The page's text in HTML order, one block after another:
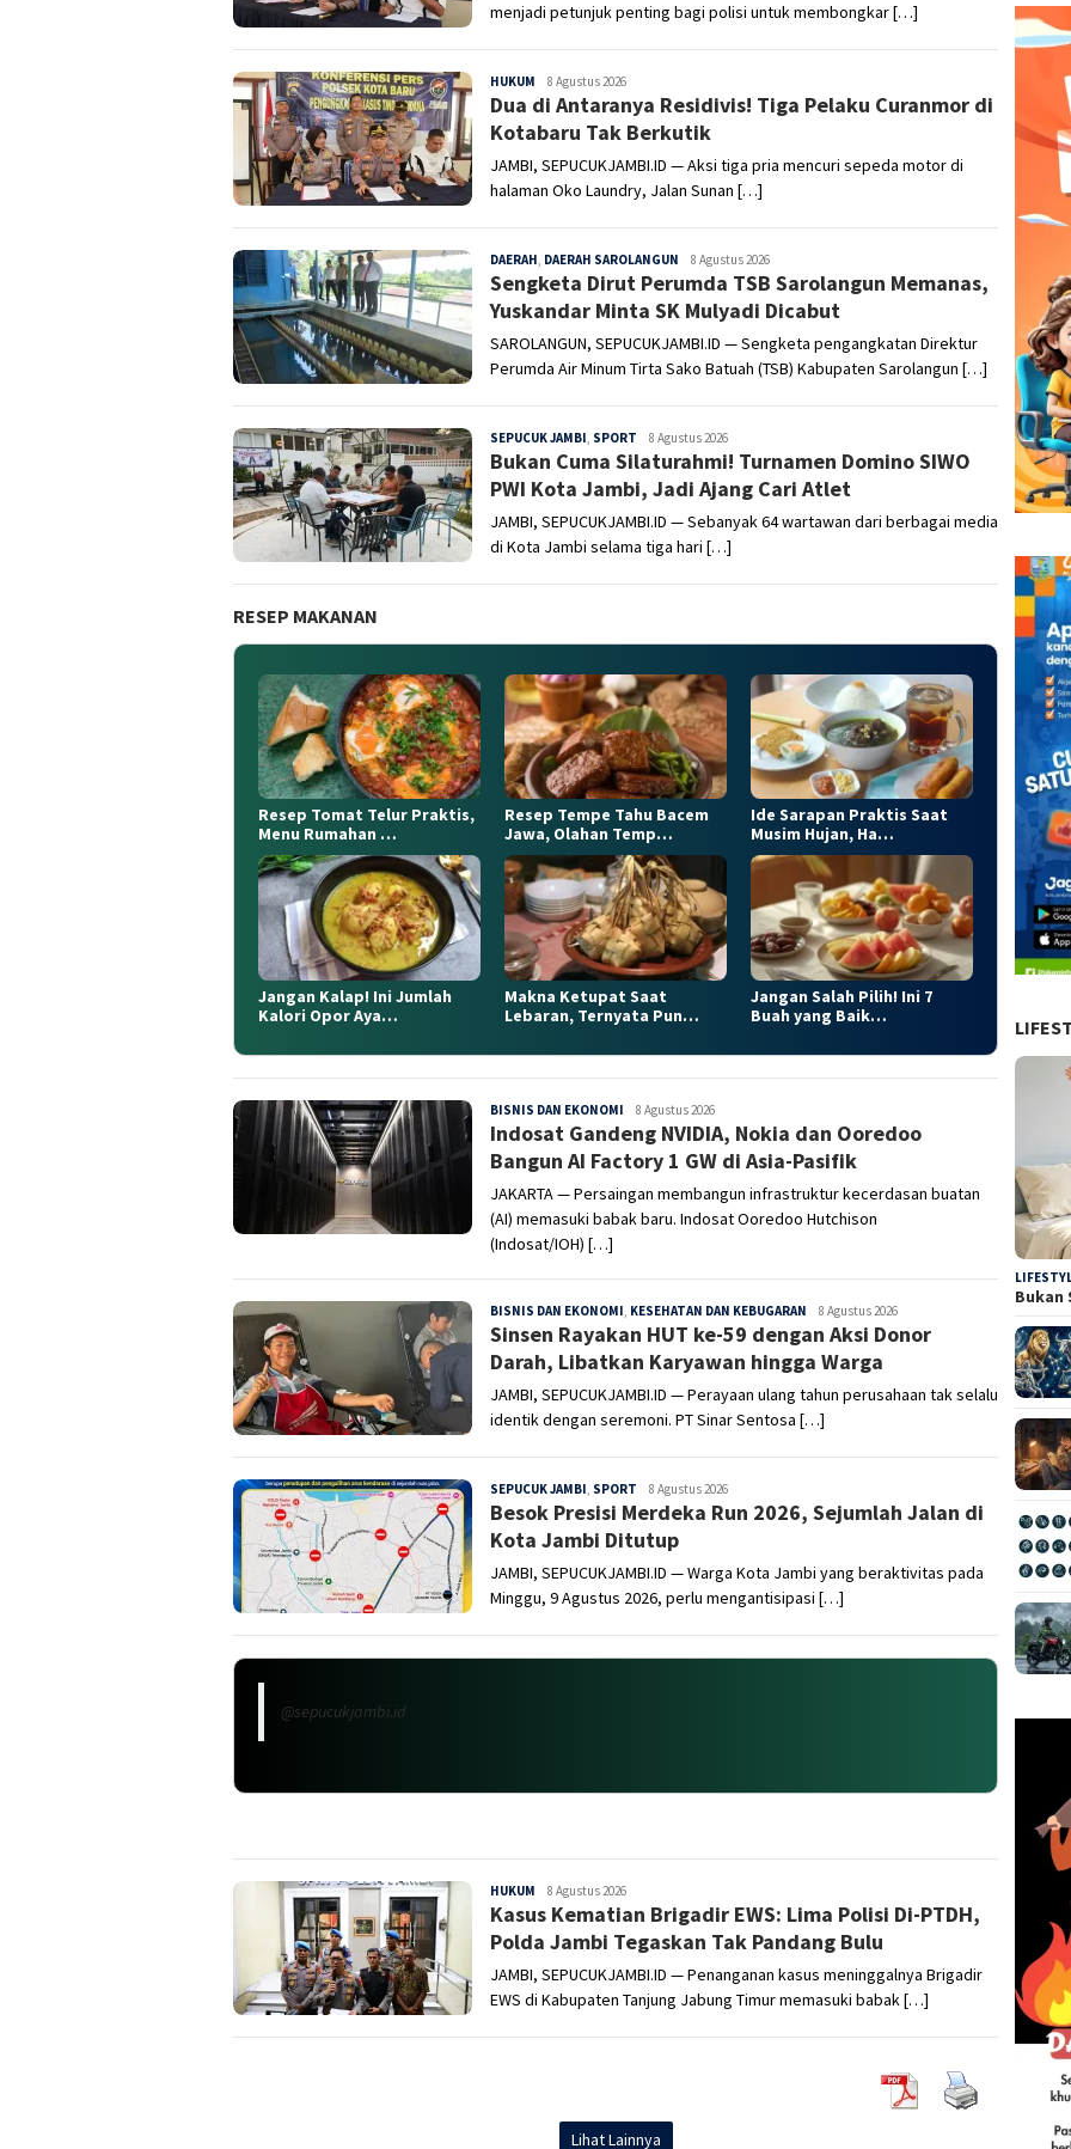
menjadi petunjuk penting bagi polisi untuk membongkar […]
HUKUM Sepucuk
Jambi
8 Agustus 2026
Dua di Antaranya Residivis! Tiga Pelaku Curanmor di
Kotabaru Tak Berkutik
JAMBI, SEPUCUKJAMBI.ID — Aksi tiga pria mencuri sepeda motor di
halaman Oko Laundry, Jalan Sunan […]
DAERAH, DAERAH SAROLANGUN Sepucuk
Jambi
8 Agustus 2026
Sengketa Dirut Perumda TSB Sarolangun Memanas,
Yuskandar Minta SK Mulyadi Dicabut
SAROLANGUN, SEPUCUKJAMBI.ID — Sengketa pengangkatan Direktur
Perumda Air Minum Tirta Sako Batuah (TSB) Kabupaten Sarolangun […]
SEPUCUK JAMBI, SPORT Sepucuk
Jambi
8 Agustus 2026
Bukan Cuma Silaturahmi! Turnamen Domino SIWO
PWI Kota Jambi, Jadi Ajang Cari Atlet
JAMBI, SEPUCUKJAMBI.ID — Sebanyak 64 wartawan dari berbagai media
di Kota Jambi selama tiga hari […]
RESEP MAKANAN
Resep Tomat Telur Praktis,
Menu Rumahan …
Resep Tempe Tahu Bacem
Jawa, Olahan Temp…
Ide Sarapan Praktis Saat
Musim Hujan, Ha…
Jangan Kalap! Ini Jumlah
Kalori Opor Aya…
Makna Ketupat Saat
Lebaran, Ternyata Pun…
Jangan Salah Pilih! Ini 7
Buah yang Baik…
BISNIS DAN EKONOMI Sepucuk
Jambi
8 Agustus 2026
Indosat Gandeng NVIDIA, Nokia dan Ooredoo
Bangun AI Factory 1 GW di Asia-Pasifik
JAKARTA — Persaingan membangun infrastruktur kecerdasan buatan
(AI) memasuki babak baru. Indosat Ooredoo Hutchison
(Indosat/IOH) […]
BISNIS DAN EKONOMI KESEHATAN DAN KEBUGARAN Sepucuk
Jambi
8 Agustus 2026
Sinsen Rayakan HUT ke-59 dengan Aksi Donor
Darah, Libatkan Karyawan hingga Warga
JAMBI, SEPUCUKJAMBI.ID — Perayaan ulang tahun perusahaan tak selalu
identik dengan seremoni. PT Sinar Sentosa […]
SEPUCUK JAMBI SPORT Sepucuk
Jambi
8 Agustus 2026
Besok Presisi Merdeka Run 2026, Sejumlah Jalan di
Kota Jambi Ditutup
JAMBI, SEPUCUKJAMBI.ID — Warga Kota Jambi yang beraktivitas pada
Minggu, 9 Agustus 2026, perlu mengantisipasi […]
@sepucukjambi.id
HUKUM Sepucuk
Jambi
8 Agustus 2026
Kasus Kematian Brigadir EWS: Lima Polisi Di-PTDH,
Polda Jambi Tegaskan Tak Pandang Bulu
JAMBI, SEPUCUKJAMBI.ID — Penanganan kasus meninggalnya Brigadir
EWS di Kabupaten Tanjung Jabung Timur memasuki babak […]
Lihat Lainnya
Bukan